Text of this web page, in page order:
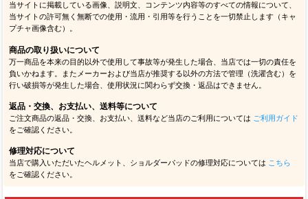
当サイトに掲載している画像、説明文、コンテンツ内容等のすべての情報について、
当サイトの許可無く無断での使用・流用・引用等を行うことを一切禁止します（キャ
プチャ画像含む）。
商品の取り扱いについて
万一商品を本来の目的以外で使用して事故等が発生した場合、当店では一切の責任を
負いかねます。またメーカーおよび当店が推奨する以外の方法で管理（洗濯含む）を
行い破損等が発生した場合、使用状況に関わらず交換・返品はできません。
返品・交換、お支払い、送料等について
ご注文商品の返品・交換、お支払い、送料など当店のご利用については ご利用ガイド
をご確認ください。
修理対応について
当店で購入いただいたヘルメット、ショルダーパッドの修理対応については こちら
をご確認ください。